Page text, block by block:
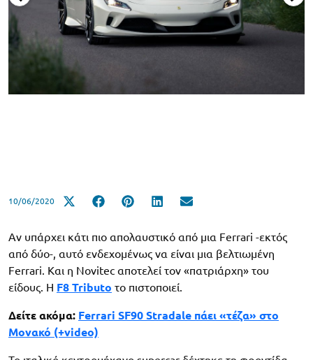
10/06/2020
Αν υπάρχει κάτι πιο απολαυστικό από μια Ferrari -εκτός
από δύο-, αυτό ενδεχομένως να είναι μια βελτιωμένη
Ferrari. Και η Novitec αποτελεί τον «πατριάρχη» του
είδους. Η F8 Tributo το πιστοποιεί.
Δείτε ακόμα: Ferrari SF90 Stradale πάει «τέζα» στο
Μονακό (+video)